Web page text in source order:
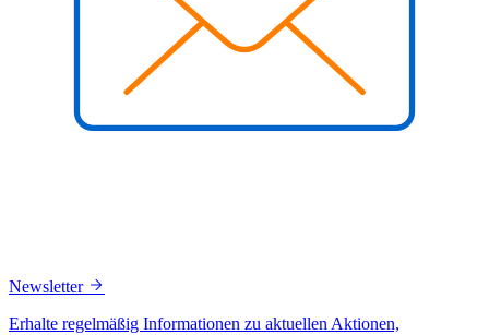
Newsletter
Erhalte regelmäßig Informationen zu aktuellen Aktionen,